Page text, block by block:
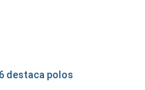
destaca polos